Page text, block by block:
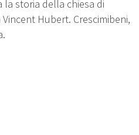
la storia della chiesa di
Hubert. Crescimibeni,